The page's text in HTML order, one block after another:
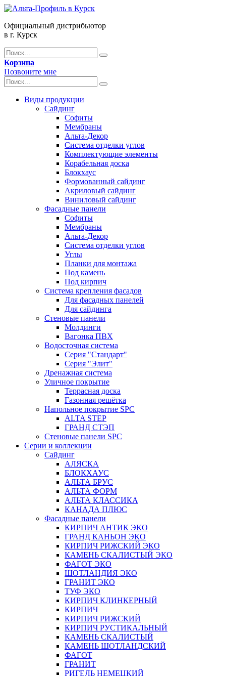
Официальный дистрибьютор
в г. Курск
Корзина
Позвоните мне
Виды продукции
Сайдинг
Софиты
Мембраны
Альта-Декор
Система отделки углов
Комплектующие элементы
Корабельная доска
Блокхаус
Формованный сайдинг
Акриловый сайдинг
Виниловый сайдинг
Фасадные панели
Софиты
Мембраны
Альта-Декор
Система отделки углов
Углы
Планки для монтажа
Под камень
Под кирпич
Система крепления фасадов
Для фасадных панелей
Для сайдинга
Стеновые панели
Молдинги
Вагонка ПВХ
Водосточная система
Серия "Стандарт"
Серия "Элит"
Дренажная система
Уличное покрытие
Террасная доска
Газонная решётка
Напольное покрытие SPC
ALTA STEP
ГРАНД СТЭП
Стеновые панели SPC
Серии и коллекции
Сайдинг
АЛЯСКА
БЛОКХАУС
АЛЬТА БРУС
АЛЬТА ФОРМ
АЛЬТА КЛАССИКА
КАНАДА ПЛЮС
Фасадные панели
КИРПИЧ АНТИК ЭКО
ГРАНД КАНЬОН ЭКО
КИРПИЧ РИЖСКИЙ ЭКО
КАМЕНЬ СКАЛИСТЫЙ ЭКО
ФАГОТ ЭКО
ШОТЛАНДИЯ ЭКО
ГРАНИТ ЭКО
ТУФ ЭКО
КИРПИЧ КЛИНКЕРНЫЙ
КИРПИЧ
КИРПИЧ РИЖСКИЙ
КИРПИЧ РУСТИКАЛЬНЫЙ
КАМЕНЬ СКАЛИСТЫЙ
КАМЕНЬ ШОТЛАНДСКИЙ
ФАГОТ
ГРАНИТ
РИГЕЛЬ НЕМЕЦКИЙ